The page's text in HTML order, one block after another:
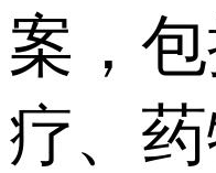
案，
疗、药